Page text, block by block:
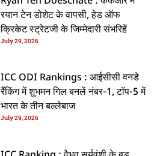
रयान टेन डोशेट के वापसी, हेड ऑफ
क्रिकेट स्ट्रेटजी के जिम्मेदारी संभरिहें
July 29, 2026
ICC ODI Rankings : आईसीसी वनडे
रैंकिंग में शुभमन गिल बनलें नंबर-1, टॉप-5 में
भारत के तीन बल्लेबाज
July 29, 2026